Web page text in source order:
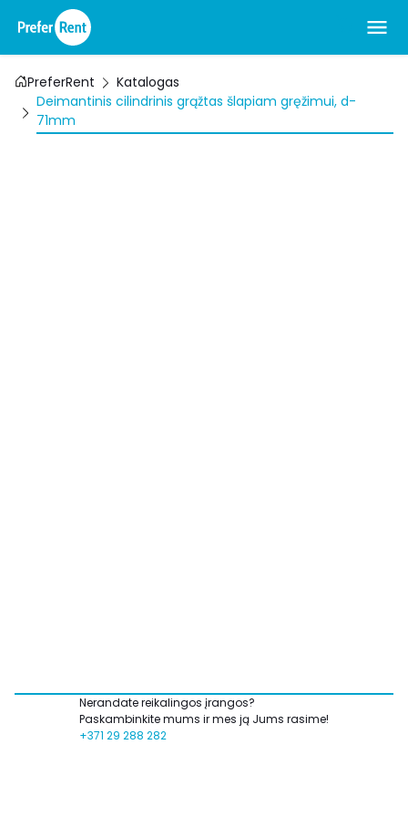
PreferRent
Katalogas
Deimantinis cilindrinis grąžtas šlapiam gręžimui, d-
71mm
Nerandate reikalingos įrangos?
Paskambinkite mums ir mes ją Jums rasime!
+371 29 288 282